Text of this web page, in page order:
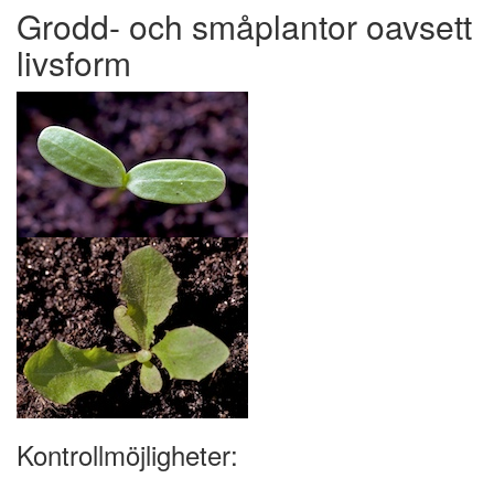
Grodd- och småplantor oavsett
livsform
Kontrollmöjligheter: